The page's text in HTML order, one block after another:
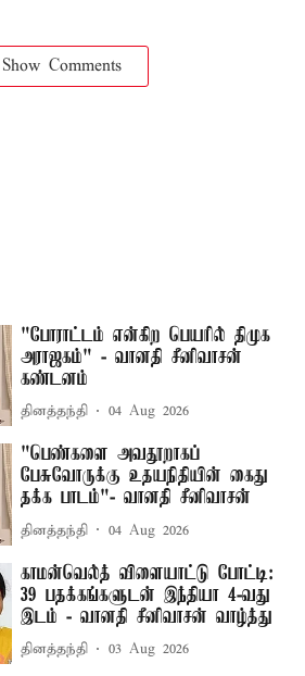
Show Comments
"போராட்டம் என்கிற பெயரில் திமுக
அராஜகம்" - வானதி சீனிவாசன்
கண்டனம்
தினத்தந்தி 04 Aug 2026
"பெண்களை அவதூறாகப்
பேசுவோருக்கு உதயநிதியின் கைது
தக்க பாடம்"- வானதி சீனிவாசன்
தினத்தந்தி 04 Aug 2026
காமன்வெல்த் விளையாட்டு போட்டி:
39 பதக்கங்களுடன் இந்தியா 4-வது
இடம் - வானதி சீனிவாசன் வாழ்த்து
தினத்தந்தி 03 Aug 2026